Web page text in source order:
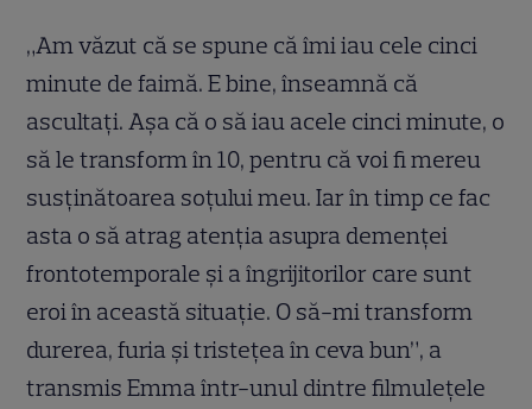
„Am văzut că se spune că îmi iau cele cinci
minute de faimă. E bine, înseamnă că
ascultați. Așa că o să iau acele cinci minute, o
să le transform în 10, pentru că voi fi mereu
susținătoarea soțului meu. Iar în timp ce fac
asta o să atrag atenția asupra demenței
frontotemporale și a îngrijitorilor care sunt
eroi în această situație. O să-mi transform
durerea, furia și tristețea în ceva bun”, a
transmis Emma într-unul dintre filmulețele